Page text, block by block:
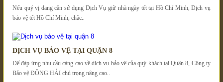
Nếu quý vị đang cần sử dụng Dịch Vụ giữ nhà ngày tết tại Hồ Chí Minh, Dịch vụ
bảo vệ tết Hồ Chí Minh, chắc..
DỊCH VỤ BẢO VỆ TẠI QUẬN 8
Để đáp ứng nhu cầu càng cao về dịch vụ bảo vệ của quý khách tại Quận 8, Công ty
Bảo vệ ĐÔNG HẢI chú trọng nâng cao..